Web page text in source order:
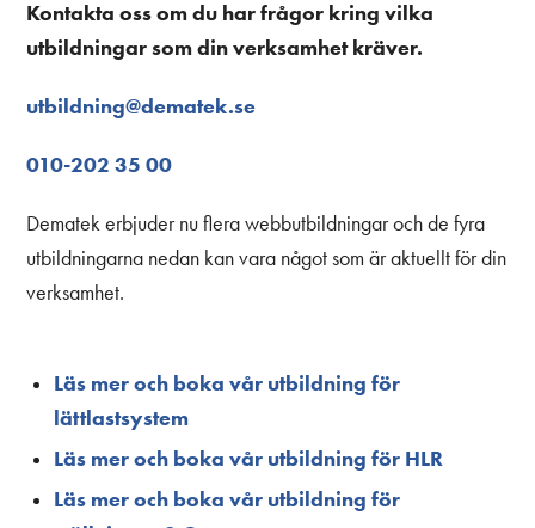
Kontakta oss om du har frågor kring vilka
utbildningar som din verksamhet kräver.
utbildning@dematek.se
010-202 35 00
Dematek erbjuder nu flera webbutbildningar och de fyra
utbildningarna nedan kan vara något som är aktuellt för din
verksamhet.
Läs mer och boka vår utbildning för
lättlastsystem
Läs mer och boka vår utbildning för HLR
Läs mer och boka vår utbildning för